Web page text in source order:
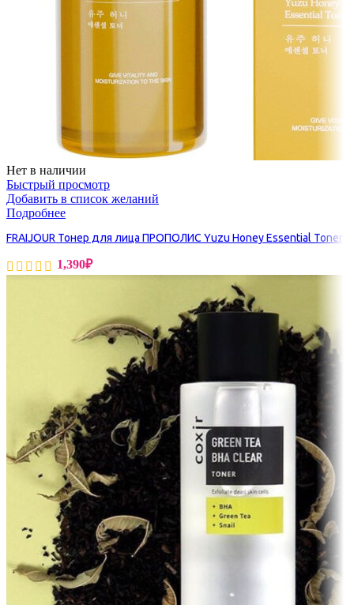
Нет в наличии
Быстрый просмотр
Добавить в список желаний
Подробнее
FRAIJOUR Тонер для лица ПРОПОЛИС Yuzu Honey Essential Toner
1,390₽